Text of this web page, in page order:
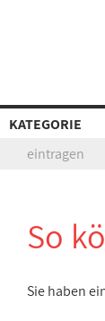
KATEGORIE
eintragen
So
Sie haben